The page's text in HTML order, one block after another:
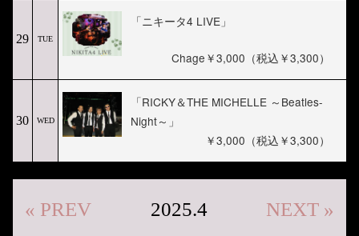
29 TUE
「ニキータ4 LIVE」
Chage￥3,000（税込￥3,300）
30 WED
「RICKY＆THE MICHELLE ～Beatles-
Night～」
￥3,000（税込￥3,300）
« PREV 2025.4 NEXT »